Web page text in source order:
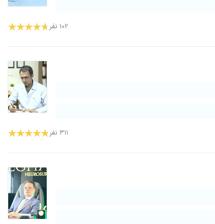
۱۰۲ نفر
۳۱۱ نفر